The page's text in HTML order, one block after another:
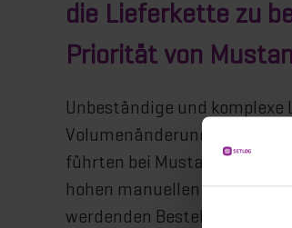
die Lieferkette zu
Priorität von
Unbeständige und
Volumenänderungen und
führten bei Mustang, wie bei
hohen manuellen
werdenden Bestellprozessen